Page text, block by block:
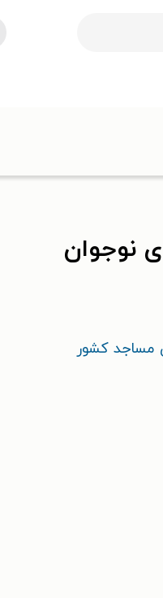
نوجوان
مساجد کشور